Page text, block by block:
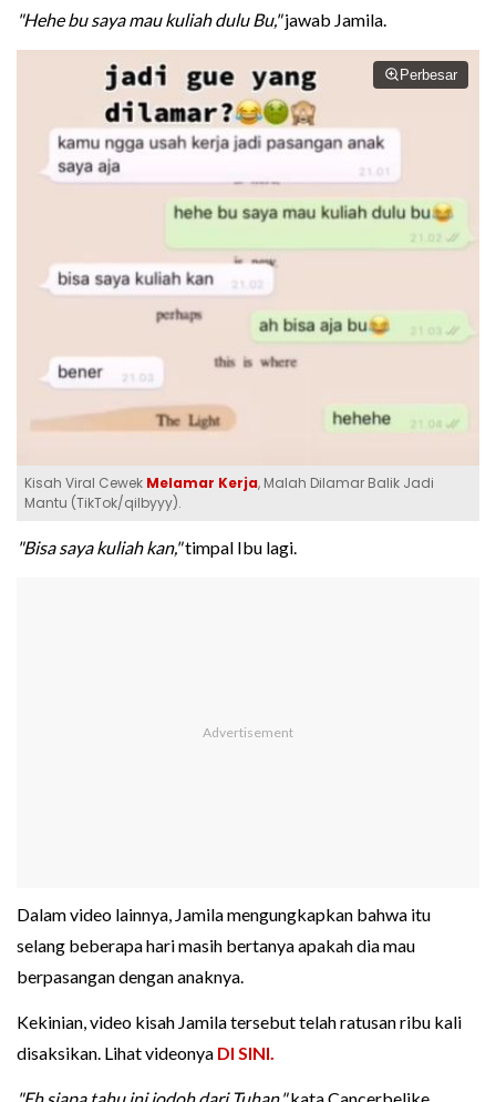
"Hehe bu saya mau kuliah dulu Bu,"jawab Jamila.
Perbesar
Kisah Viral Cewek Melamar Kerja, Malah Dilamar Balik Jadi
Mantu (TikTok/qilbyyy).
"Bisa saya kuliah kan,"timpal Ibu lagi.
Dalam video lainnya, Jamila mengungkapkan bahwa itu
selang beberapa hari masih bertanya apakah dia mau
berpasangan dengan anaknya.
Kekinian, video kisah Jamila tersebut telah ratusan ribu kali
disaksikan. Lihat videonya DI SINI.